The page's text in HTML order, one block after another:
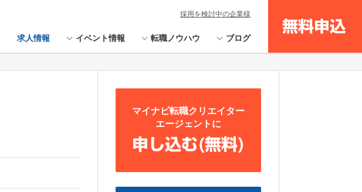
求人情報 イベント情報 転職ノウハウ ブログ
無料申込
採用を検討中の企業様
マイナビ転職クリエイター
エージェントに
申し込む(無料)